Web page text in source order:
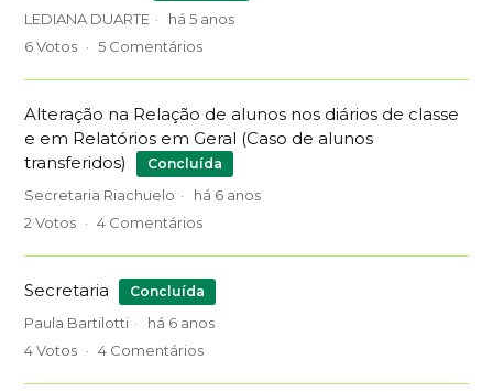
LEDIANA DUARTE
há 5 anos
6Votos 5 Comentários
Alteração na Relação de alunos nos diários de classe
e em Relatórios em Geral (Caso de alunos
transferidos)
Concluída
Secretaria Riachuelo
há 6 anos
2Votos 4 Comentários
Secretaria Concluída
Paula Bartilotti
há 6 anos
4Votos 4 Comentários